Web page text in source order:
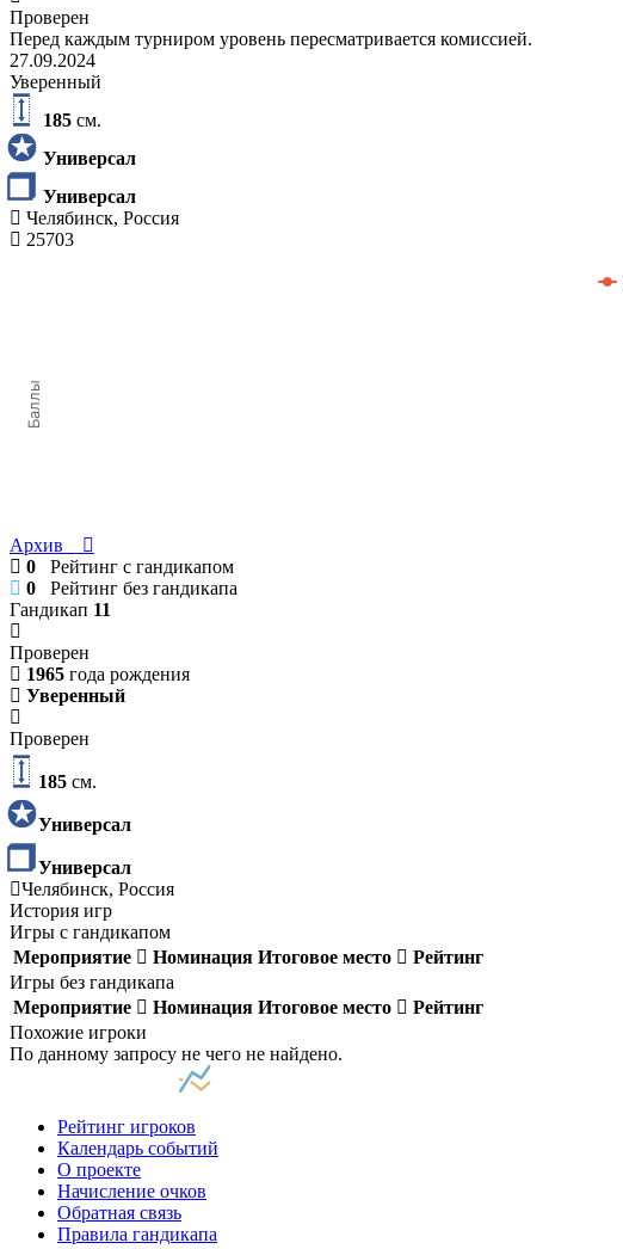
Проверен
Перед каждым турниром уровень пересматривается комиссией.
27.09.2024
Уверенный
185 см.
Универсал
Универсал
Челябинск, Россия
25703
Баллы
Архив
0 Рейтинг с гандикапом
0 Рейтинг без гандикапа
Гандикап 11
Проверен
1965 года рождения
Уверенный
Проверен
185 см.
Универсал
Универсал
Челябинск, Россия
История игр
Игры с гандикапом
Мероприятие
Номинация Итоговое место
Рейтинг
Игры без гандикапа
Мероприятие
Номинация Итоговое место
Рейтинг
Похожие игроки
По данному запросу не чего не найдено.
Рейтинг игроков
Календарь событий
О проекте
Начисление очков
Обратная связь
Правила гандикапа